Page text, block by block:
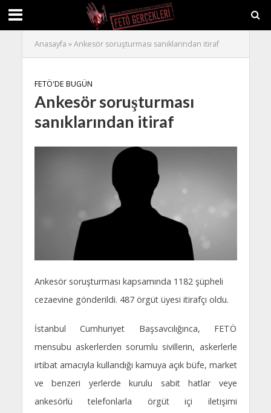
Anasayfa »Ankesör soruşturması sanıklarından itiraf
FETÖ'DE BUGÜN
Ankesör soruşturması
sanıklarından itiraf
Ankesör soruşturması kapsamında 1182 şüpheli
cezaevine gönderildi. 487 örgüt üyesi itirafçı oldu.
İstanbul Cumhuriyet Başsavcılığınca, FETÖ
mensubu askerlerden sorumlu sivillerin, askerlerle
irtibat amacıyla kullandığı kamuya açık büfe, market
ve benzeri yerlerde kurulu sabit hatlar veye
ankesörlü telefonlarla örgüt içi iletişimi